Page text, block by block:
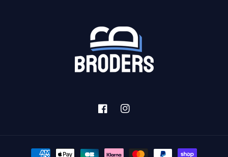
FacebookInstagram
Moyens